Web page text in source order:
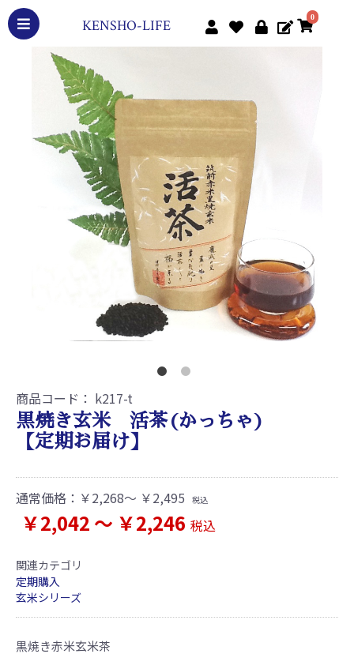
KENSHO-LIFE
0
商品コード： k217-t
黒焼き玄米 活茶(かっちゃ)
【定期お届け】
通常価格： ￥2,268～ ￥2,495 税込
￥2,042 ～ ￥2,246 税込
関連カテゴリ
定期購入
玄米シリーズ
黒焼き赤米玄米茶